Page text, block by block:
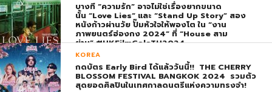
บางที “ความรัก” อาจไม่ใช่เรื่องยากขนาด
นั้น “Love Lies” และ “Stand Up Story” สอง
หนังก้าวผ่านวัย ปั๊มหัวใจให้พองโต ใน “งาน
ภาพยนตร์ฮ่องกง 2024” ที่ “House สาม
ย่าน” #HKFilmGalaTH2024
KOREA
กดบัตร Early Bird ได้แล้ววันนี้!! THE CHERRY
BLOSSOM FESTIVAL BANGKOK 2024 รวมตัว
สุดยอดศิลปินในเทศกาลดนตรีแห่งความทรงจำ!